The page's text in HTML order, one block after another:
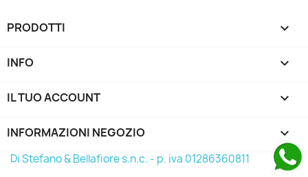
PRODOTTI 
INFO 
IL TUO ACCOUNT 
INFORMAZIONI NEGOZIO keyboard_arrow_down
Di Stefano & Bellafiore s.n.c. - p. iva 01286360811